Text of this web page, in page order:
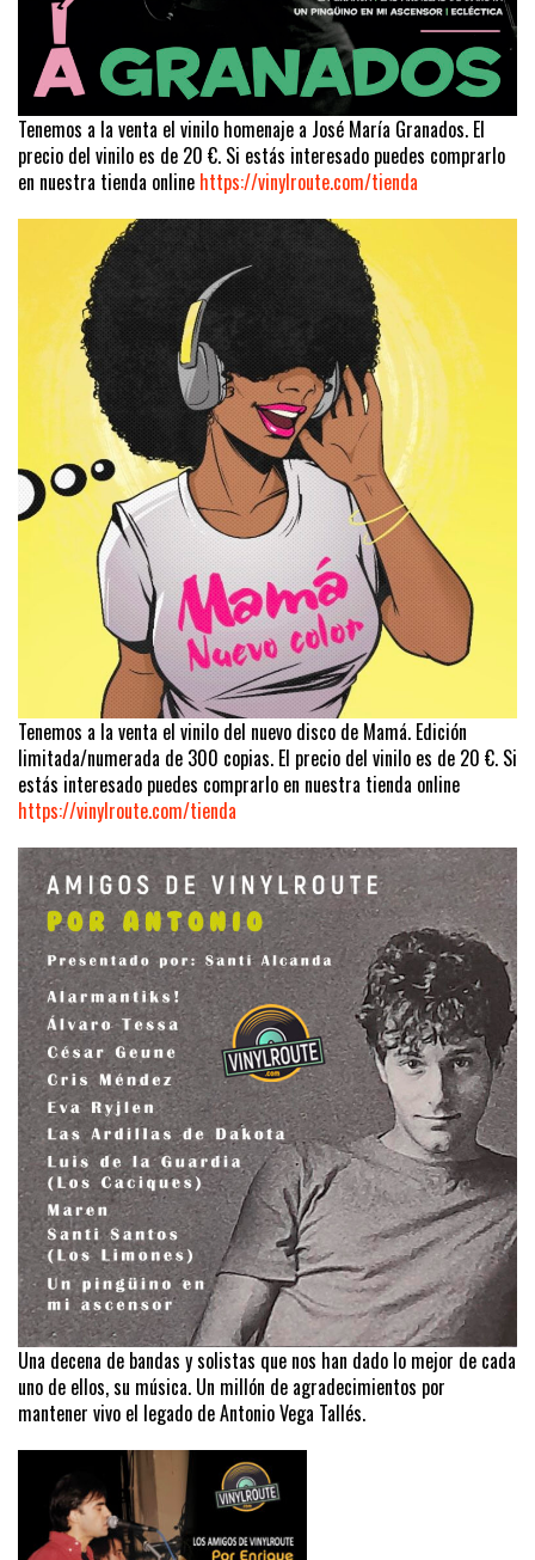
Tenemos a la venta el vinilo homenaje a José María Granados. El
precio del vinilo es de 20 €. Si estás interesado puedes comprarlo
en nuestra tienda online https://vinylroute.com/tienda
Tenemos a la venta el vinilo del nuevo disco de Mamá. Edición
limitada/numerada de 300 copias. El precio del vinilo es de 20 €. Si
estás interesado puedes comprarlo en nuestra tienda online
https://vinylroute.com/tienda
Una decena de bandas y solistas que nos han dado lo mejor de cada
uno de ellos, su música. Un millón de agradecimientos por
mantener vivo el legado de Antonio Vega Tallés.